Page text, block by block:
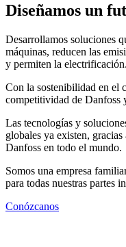
Diseñamos un
Desarrollamos soluciones
máquinas, reducen las
y permiten la electrificación.
Con la sostenibilidad en el
competitividad de Danfoss
Las tecnologías y
globales ya existen,
Danfoss en todo el mundo.
Somos una empresa
para todas nuestras partes
Conózcanos